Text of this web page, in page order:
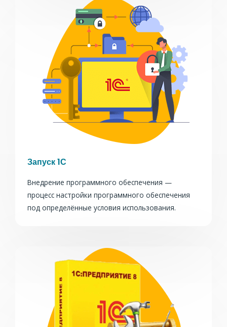
Запуск 1С
Внедрение программного обеспечения —
процесс настройки программного обеспечения
под определённые условия использования.